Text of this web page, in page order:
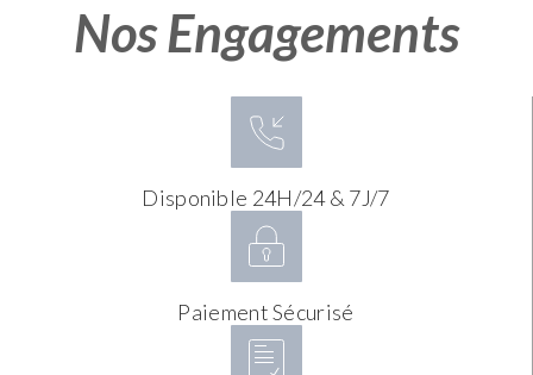
Nos Engagements
Disponible 24H/24 & 7J/7
Paiement Sécurisé